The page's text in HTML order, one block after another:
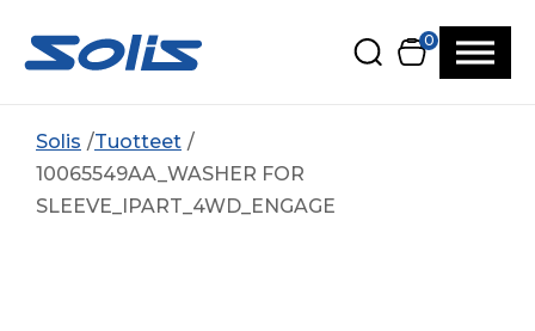
0
Solis
Tuotteet
10065549AA_WASHER FOR
SLEEVE_IPART_4WD_ENGAGE